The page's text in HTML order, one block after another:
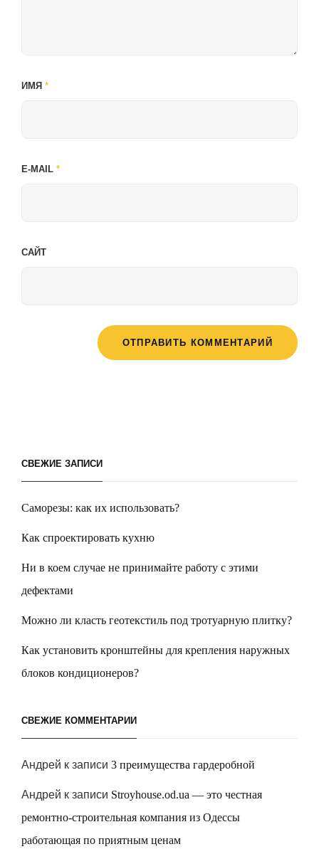
ИМЯ *
E-MAIL *
САЙТ
СВЕЖИЕ ЗАПИСИ
Саморезы: как их использовать?
Как спроектировать кухню
Ни в коем случае не принимайте работу с этими
дефектами
Можно ли класть геотекстиль под тротуарную плитку?
Как установить кронштейны для крепления наружных
блоков кондиционеров?
СВЕЖИЕ КОММЕНТАРИИ
Андрей к записи 3 преимущества гардеробной
Андрей к записи Stroyhouse.od.ua — это честная
ремонтно-строительная компания из Одессы
работающая по приятным ценам